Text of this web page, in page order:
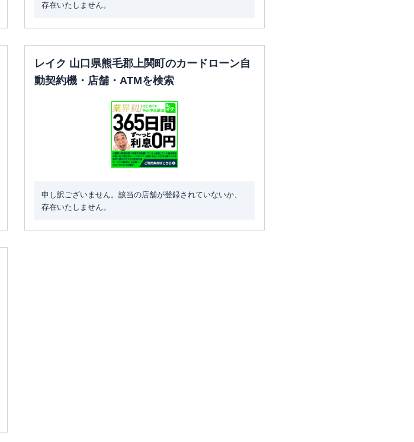
存在いたしません。
レイク 山口県熊毛郡上関町のカードローン自
動契約機・店舗・ATMを検索
申し訳ございません。該当の店舗が登録されていないか、
存在いたしません。